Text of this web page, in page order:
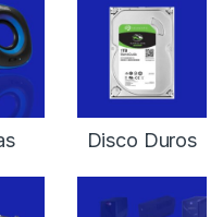
Disco Duros